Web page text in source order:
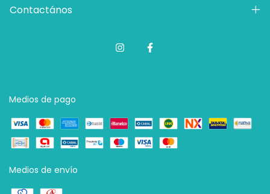
Contactános
Medios de pago
Medios de envío